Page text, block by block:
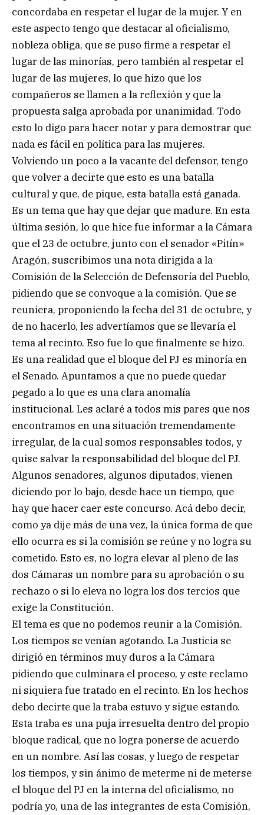
concordaba en respetar el lugar de la mujer. Y en
este aspecto tengo que destacar al oficialismo,
nobleza obliga, que se puso firme a respetar el
lugar de las minorías, pero también al respetar el
lugar de las mujeres, lo que hizo que los
compañeros se llamen a la reflexión y que la
propuesta salga aprobada por unanimidad. Todo
esto lo digo para hacer notar y para demostrar que
nada es fácil en política para las mujeres.
Volviendo un poco a la vacante del defensor, tengo
que volver a decirte que esto es una batalla
cultural y que, de pique, esta batalla está ganada.
Es un tema que hay que dejar que madure. En esta
última sesión, lo que hice fue informar a la Cámara
que el 23 de octubre, junto con el senador «Pitín»
Aragón, suscribimos una nota dirigida a la
Comisión de la Selección de Defensoría del Pueblo,
pidiendo que se convoque a la comisión. Que se
reuniera, proponiendo la fecha del 31 de octubre, y
de no hacerlo, les advertíamos que se llevaría el
tema al recinto. Eso fue lo que finalmente se hizo.
Es una realidad que el bloque del PJ es minoría en
el Senado. Apuntamos a que no puede quedar
pegado a lo que es una clara anomalía
institucional. Les aclaré a todos mis pares que nos
encontramos en una situación tremendamente
irregular, de la cual somos responsables todos, y
quise salvar la responsabilidad del bloque del PJ.
Algunos senadores, algunos diputados, vienen
diciendo por lo bajo, desde hace un tiempo, que
hay que hacer caer este concurso. Acá debo decir,
como ya dije más de una vez, la única forma de que
ello ocurra es si la comisión se reúne y no logra su
cometido. Esto es, no logra elevar al pleno de las
dos Cámaras un nombre para su aprobación o su
rechazo o si lo eleva no logra los dos tercios que
exige la Constitución.
El tema es que no podemos reunir a la Comisión.
Los tiempos se venían agotando. La Justicia se
dirigió en términos muy duros a la Cámara
pidiendo que culminara el proceso, y este reclamo
ni siquiera fue tratado en el recinto. En los hechos
debo decirte que la traba estuvo y sigue estando.
Esta traba es una puja irresuelta dentro del propio
bloque radical, que no logra ponerse de acuerdo
en un nombre. Así las cosas, y luego de respetar
los tiempos, y sin ánimo de meterme ni de meterse
el bloque del PJ en la interna del oficialismo, no
podría yo, una de las integrantes de esta Comisión,